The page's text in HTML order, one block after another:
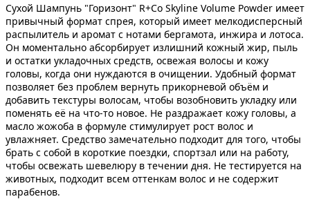
Сухой Шампунь "Горизонт" R+Co Skyline Volume Powder имеет
привычный формат спрея, который имеет мелкодисперсный
распылитель и аромат с нотами бергамота, инжира и лотоса.
Он моментально абсорбирует излишний кожный жир, пыль
и остатки укладочных средств, освежая волосы и кожу
головы, когда они нуждаются в очищении. Удобный формат
позволяет без проблем вернуть прикорневой объём и
добавить текстуры волосам, чтобы возобновить укладку или
поменять её на что-то новое. Не раздражает кожу головы, а
масло жожоба в формуле стимулирует рост волос и
увлажняет. Средство замечательно подходит для того, чтобы
брать с собой в короткие поездки, спортзал или на работу,
чтобы освежать шевелюру в течении дня. Не тестируется на
животных, подходит всем оттенкам волос и не содержит
парабенов.